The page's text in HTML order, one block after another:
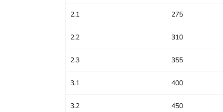
2.1 275
2.2 310
2.3 355
3.1 400
3.2 450